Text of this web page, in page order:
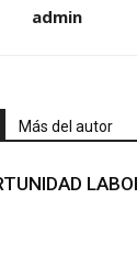
admin
Más del autor